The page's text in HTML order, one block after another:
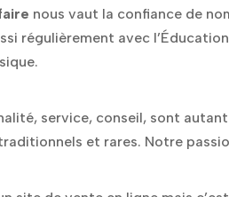
nous vaut la confiance de
régulièrement avec
service, conseil, sont
et rares. Notre